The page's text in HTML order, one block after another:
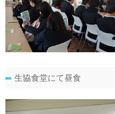
生協食堂にて昼食